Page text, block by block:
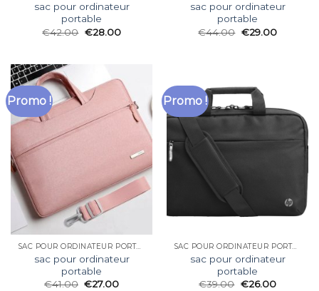
sac pour ordinateur
portable
€42.00 €28.00
sac pour ordinateur
portable
€44.00 €29.00
Promo !
SAC POUR ORDINATEUR PORTABLE
sac pour ordinateur
portable
€41.00 €27.00
Promo !
SAC POUR ORDINATEUR PORTABLE
sac pour ordinateur
portable
€39.00 €26.00